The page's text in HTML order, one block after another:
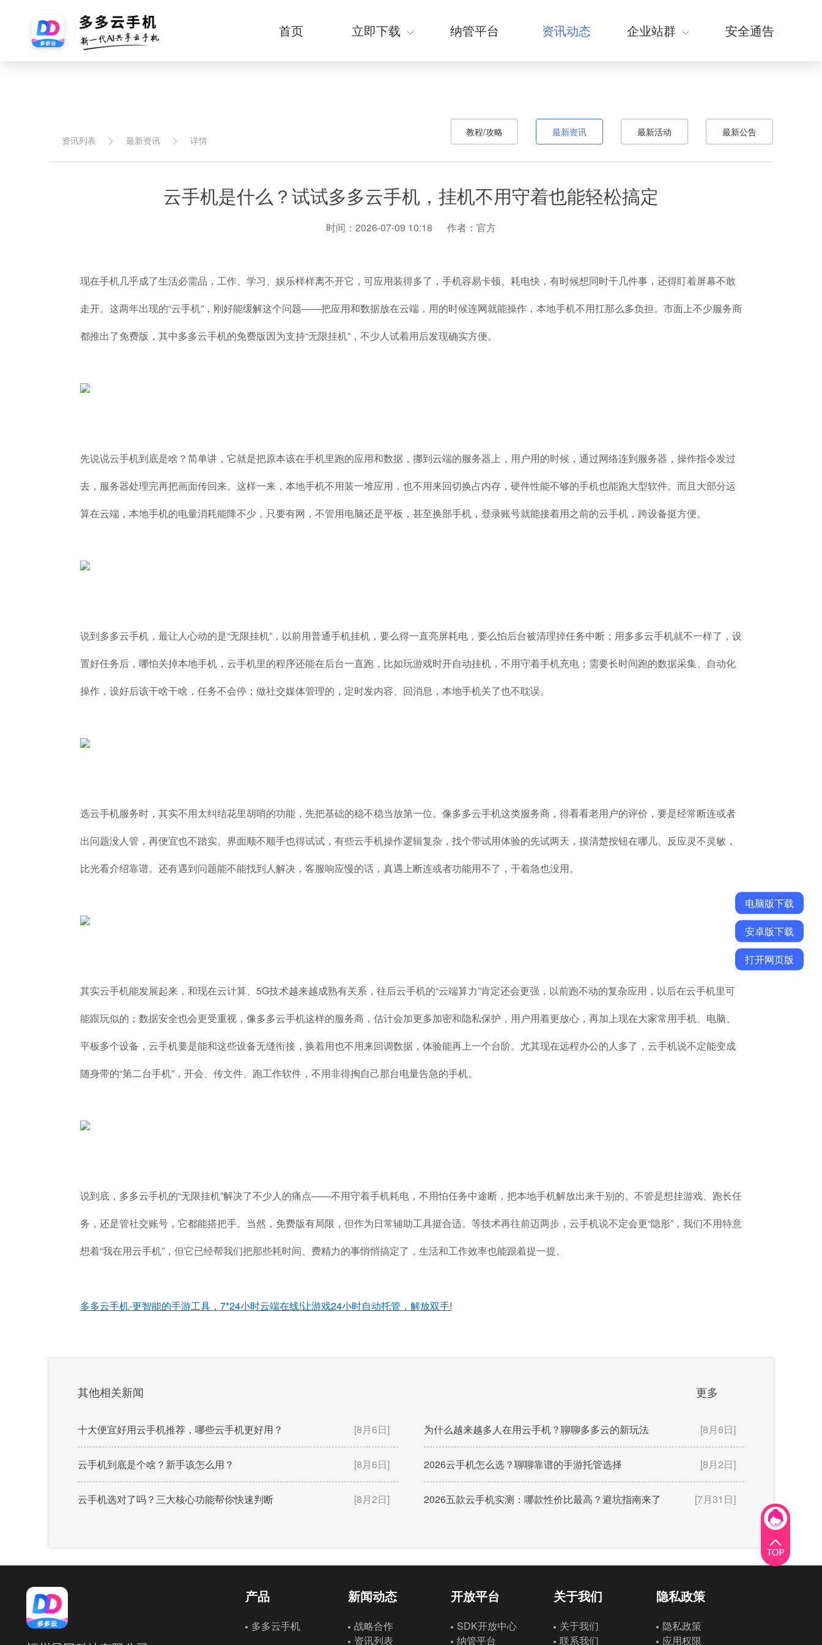
首页 立即下载 纳管平台 资讯动态 企业站群 安全通告
资讯列表 最新资讯 详情
教程/攻略 最新资讯 最新活动 最新公告
云手机是什么？试试多多云手机，挂机不用守着也能轻松搞定
时间：2026-07-09 10:18 作者：官方
现在手机几乎成了生活必需品，工作、学习、娱乐样样离不开它，可应用装得多了，手机容易卡顿、耗电快，有时候想同时干几件事，还得盯着屏幕不敢
走开。这两年出现的“云手机”，刚好能缓解这个问题——把应用和数据放在云端，用的时候连网就能操作，本地手机不用扛那么多负担。市面上不少服务商
都推出了免费版，其中多多云手机的免费版因为支持“无限挂机”，不少人试着用后发现确实方便。
先说说云手机到底是啥？简单讲，它就是把原本该在手机里跑的应用和数据，挪到云端的服务器上，用户用的时候，通过网络连到服务器，操作指令发过
去，服务器处理完再把画面传回来。这样一来，本地手机不用装一堆应用，也不用来回切换占内存，硬件性能不够的手机也能跑大型软件。而且大部分运
算在云端，本地手机的电量消耗能降不少，只要有网，不管用电脑还是平板，甚至换部手机，登录账号就能接着用之前的云手机，跨设备挺方便。
说到多多云手机，最让人心动的是“无限挂机”，以前用普通手机挂机，要么得一直亮屏耗电，要么怕后台被清理掉任务中断；用多多云手机就不一样了，设
置好任务后，哪怕关掉本地手机，云手机里的程序还能在后台一直跑，比如玩游戏时开自动挂机，不用守着手机充电；需要长时间跑的数据采集、自动化
操作，设好后该干啥干啥，任务不会停；做社交媒体管理的，定时发内容、回消息，本地手机关了也不耽误。
选云手机服务时，其实不用太纠结花里胡哨的功能，先把基础的稳不稳当放第一位。像多多云手机这类服务商，得看看老用户的评价，要是经常断连或者
出问题没人管，再便宜也不踏实。界面顺不顺手也得试试，有些云手机操作逻辑复杂，找个带试用体验的先试两天，摸清楚按钮在哪儿、反应灵不灵敏，
比光看介绍靠谱。还有遇到问题能不能找到人解决，客服响应慢的话，真遇上断连或者功能用不了，干着急也没用。
其实云手机能发展起来，和现在云计算、5G技术越来越成熟有关系，往后云手机的“云端算力”肯定还会更强，以前跑不动的复杂应用，以后在云手机里可
能跟玩似的；数据安全也会更受重视，像多多云手机这样的服务商，估计会加更多加密和隐私保护，用户用着更放心，再加上现在大家常用手机、电脑、
平板多个设备，云手机要是能和这些设备无缝衔接，换着用也不用来回调数据，体验能再上一个台阶。尤其现在远程办公的人多了，云手机说不定能变成
随身带的“第二台手机”，开会、传文件、跑工作软件，不用非得掏自己那台电量告急的手机。
说到底，多多云手机的“无限挂机”解决了不少人的痛点——不用守着手机耗电，不用怕任务中途断，把本地手机解放出来干别的。不管是想挂游戏、跑长任
务，还是管社交账号，它都能搭把手。当然，免费版有局限，但作为日常辅助工具挺合适。等技术再往前迈两步，云手机说不定会更“隐形”，我们不用特意
想着“我在用云手机”，但它已经帮我们把那些耗时间、费精力的事悄悄搞定了，生活和工作效率也能跟着提一提。
多多云手机-更智能的手游工具，7*24小时云端在线!让游戏24小时自动托管，解放双手!
更多
其他相关新闻
[8月6日]
十大便宜好用云手机推荐，哪些云手机更好用？ [8月6日]
为什么越来越多人在用云手机？聊聊多多云的新玩法
[8月6日]
云手机到底是个啥？新手该怎么用？ [8月2日]
2026云手机怎么选？聊聊靠谱的手游托管选择
[8月2日]
云手机选对了吗？三大核心功能帮你快速判断 [7月31日]
2026五款云手机实测：哪款性价比最高？避坑指南来了
电脑版下载
安卓版下载
打开网页版
产品
多多云手机
新闻动态
战略合作
资讯列表
开放平台
SDK开放中心
纳管平台
关于我们
关于我们
联系我们
隐私政策
隐私政策
应用权限